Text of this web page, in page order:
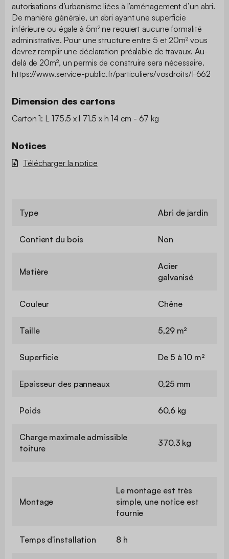
autorisations d’urbanisme liées à l’aménagement d’un abri.
De manière générale, un abri ayant une superficie
inférieure ou égale à 5m² ne requiert aucune formalité
administrative. Pour une structure entre 5 et 20m² vous
devrez remplir une déclaration préalable de travaux. Au-
delà de 20m², un permis de construire sera nécessaire.
https://www.service-public.fr/particuliers/vosdroits/F662
Dimension des cartons
Carton 1: L 175.5 x l 71.5 x h 14 cm - 67 kg
Notices
Télécharger la notice
Type Abri de jardin
Contient du bois Non
Matière
Acier
galvanisé
Couleur Chêne
Taille 5,29 m²
Superficie De 5 à 10 m²
Epaisseur des panneaux 0,25 mm
Poids 60,6 kg
Charge maximale admissible
toiture
370,3 kg
Montage
Le montage est très
simple, une notice est
fournie
Temps d'installation 8 h